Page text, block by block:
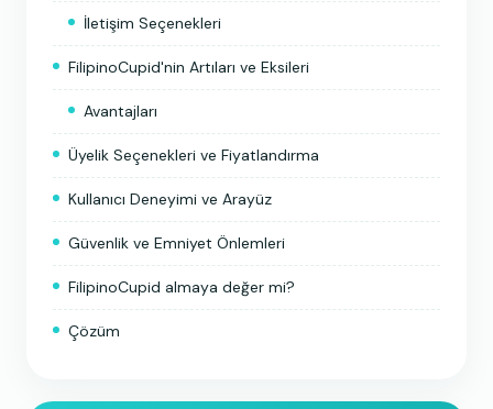
İletişim Seçenekleri
FilipinoCupid'nin Artıları ve Eksileri
Avantajları
Üyelik Seçenekleri ve Fiyatlandırma
Kullanıcı Deneyimi ve Arayüz
Güvenlik ve Emniyet Önlemleri
FilipinoCupid almaya değer mi?
Çözüm